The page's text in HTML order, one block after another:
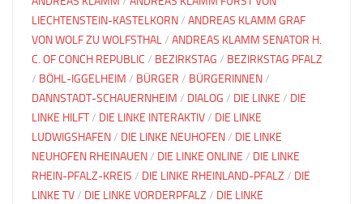
LIECHTENSTEIN-KASTELKORN/ ANDREAS KLAMM GRAF
VON WOLF ZU WOLFSTHAL/ ANDREAS KLAMM SENATOR H.
C. OF CONCH REPUBLIC / BEZIRKSTAG / BEZIRKSTAG PFALZ
/ BÖHL-IGGELHEIM / BÜRGER / BÜRGERINNEN/
DANNSTADT-SCHAUERNHEIM / DIALOG / DIE LINKE / DIE
LINKE HILFT/ DIE LINKE INTERAKTIV/ DIE LINKE
LUDWIGSHAFEN/ DIE LINKE NEUHOFEN/ DIE LINKE
NEUHOFEN RHEINAUEN/ DIE LINKE ONLINE / DIE LINKE
RHEIN-PFALZ-KREIS / DIE LINKE RHEINLAND-PFALZ / DIE
LINKE TV/ DIE LINKE VORDERPFALZ / DIE LINKE